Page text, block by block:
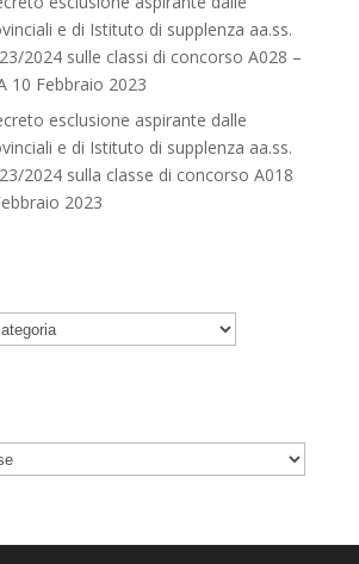
e di Istituto di supplenza aa.ss.
2024 sulle classi di concorso A028 –
10 Febbraio 2023
esclusione aspirante dalle
e di Istituto di supplenza aa.ss.
2024 sulla classe di concorso A018
2023